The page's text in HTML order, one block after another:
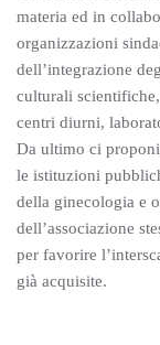
materia ed in
organizzazioni
dell’integrazione
culturali
centri diurni,
Da ultimo ci
le istituzioni
della ginecologia e
dell’associazione
per favorire
già acquisite.